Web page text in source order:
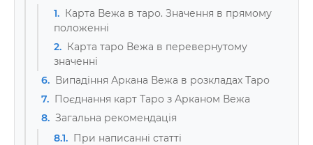
1. Карта Вежа в таро. Значення в прямому
положенні
2. Карта таро Вежа в перевернутому
значенні
6. Випадіння Аркана Вежа в розкладах Таро
7. Поєднання карт Таро з Арканом Вежа
8. Загальна рекомендація
8.1. При написанні статті